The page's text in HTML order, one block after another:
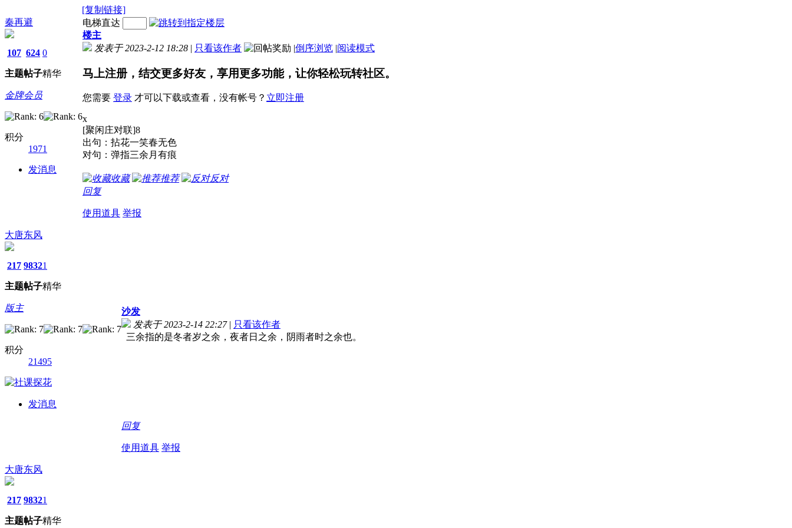
[复制链接]
秦再避
107
主题
624
帖子
0
精华
金牌会员
积分
1971
发消息
电梯直达
楼主
发表于 2023-2-12 18:28 | 只看该作者 |倒序浏览 |阅读模式
马上注册，结交更多好友，享用更多功能，让你轻松玩转社区。
您需要 登录 才可以下载或查看，没有帐号？ 立即注册
x
[聚闲庄对联]8
出句：拈花一笑春无色
对句：弹指三余月有痕
收藏 推荐
反对
回复
使用道具 举报
大唐东风
217
主题
9832
帖子
1
精华
版主
积分
21495
发消息
沙发
发表于 2023-2-14 22:27 | 只看该作者
三余指的是冬者岁之余，夜者日之余，阴雨者时之余也。
回复
使用道具 举报
大唐东风
217
主题
9832
帖子
1
精华